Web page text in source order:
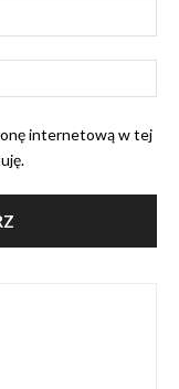
internetową w tej